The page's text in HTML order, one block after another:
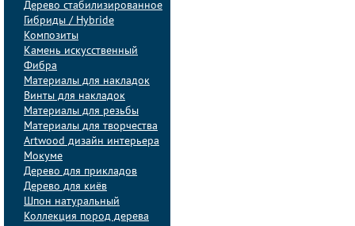
Дерево стабилизированное
Гибриды / Hybride
Композиты
Камень искусственный
Фибра
Материалы для накладок
Винты для накладок
Материалы для резьбы
Материалы для творчества
Artwood дизайн интерьера
Мокуме
Дерево для прикладов
Дерево для киёв
Шпон натуральный
Коллекция пород дерева